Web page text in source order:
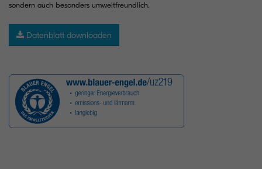
sondern auch besonders umweltfreundlich.
Datenblatt downloaden